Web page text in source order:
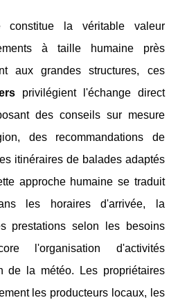
constitue la véritable valeur
à taille humaine près
aux grandes structures, ces
privilégient l'échange direct
des conseils sur mesure
des recommandations de
itinéraires de balades adaptés
approche humaine se traduit
les horaires d'arrivée, la
prestations selon les besoins
l'organisation d'activités
de la météo. Les propriétaires
les producteurs locaux, les